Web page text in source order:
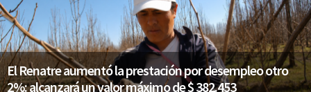
El Renatre aumentó la prestación por desempleo otro
2%: alcanzará un valor máximo de $ 382.453